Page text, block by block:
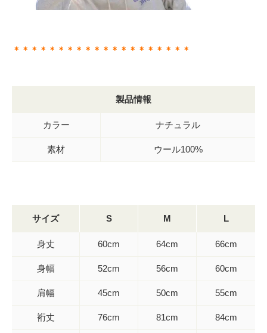
＊＊＊＊＊＊＊＊＊＊＊＊＊＊＊＊＊＊＊＊
製品情報
カラー ナチュラル
素材 ウール100%
サイズ S M L
身丈 60cm 64cm 66cm
身幅 52cm 56cm 60cm
肩幅 45cm 50cm 55cm
裄丈 76cm 81cm 84cm